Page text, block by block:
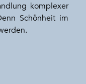
komplexer
Schönheit im